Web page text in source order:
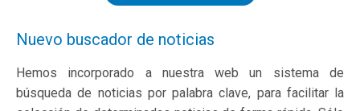
Nuevo buscador de noticias
Hemos incorporado a nuestra web un sistema de
búsqueda de noticias por palabra clave, para facilitar la